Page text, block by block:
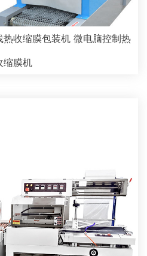
收缩膜包装机 微电脑控制热
缩膜机